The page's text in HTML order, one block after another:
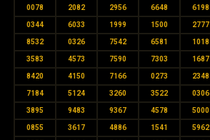
0078 2082 2956 6648 6198
0344 6033 1999 1500 2777
8532 0326 7542 6581 1018
3583 4573 7590 7303 1687
8420 4150 7166 0273 2348
7184 5124 3260 3522 0306
3895 9483 9367 4578 5000
0855 3617 4886 1541 5962